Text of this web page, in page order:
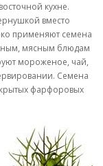
кухне.
вместо
применяют семена
мясным блюдам
мороженое, чай,
Семена
фарфоровых